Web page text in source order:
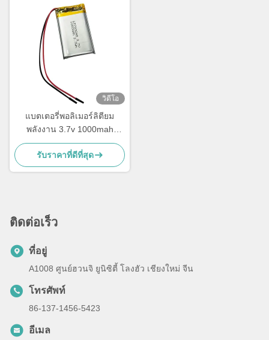
วิดีโอ
แบตเตอรี่พอลิเมอร์ลิตียม
พลังงาน 3.7v 1000mah
แบตเตอรี่ LiPo 703048
รับราคาที่ดีที่สุด
ติดต่อเร็ว
ที่อยู่
A1008 ศูนย์ฮวนจิ ยูนิซิตี้ โลงฮัว เชียงใหม่ จีน
โทรศัพท์
86-137-1456-5423
อีเมล